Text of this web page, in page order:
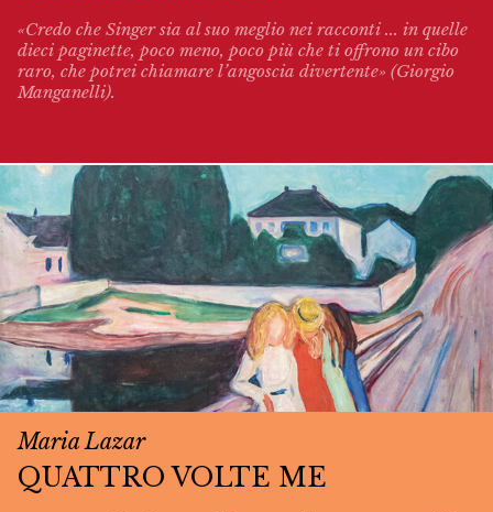
«Credo che Singer sia al suo meglio nei racconti ... in quelle
dieci paginette, poco meno, poco più che ti offrono un cibo
raro, che potrei chiamare l’angoscia divertente» (Giorgio
Manganelli).
Maria Lazar
QUATTRO VOLTE ME